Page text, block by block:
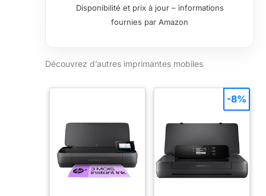
Commencez la
voie avec une
facile : réduisez
de charge avec
des vitesses
d'impression
rapides Haute
qualité et fiabilité
: puissance tout
Disponibilité et prix à jour – informations
fournies par Amazon
Découvrez d’autres imprimantes mobiles
-8%